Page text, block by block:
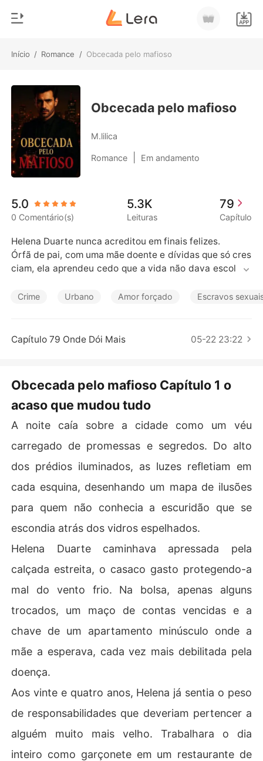
Início / Romance / Obcecada pelo mafioso
Loja
Histórico
Sair
Baixar App
Gênero
Moderno
Lobisomem
Contos
Bilionários
Contos Curtos
Obcecada pelo mafioso
M.lilica
Romance Em andamento
5.0
0 Comentário(s)
5.3K
Leituras
79
Capítulo
Helena Duarte nunca acreditou em finais felizes.
Órfã de pai, com uma mãe doente e dívidas que só cres
ciam, ela aprendeu cedo que a vida não dava escolhas
strada estreita e sem saída... até a noite em que cruzou
Lorenzo Vitale era conhecido como o chefe mais temid
Mas, ao invés de eliminar Helena quando ela presencia
cisão inesperada:
tornar aquela mulher sua.
Entre o medo e a atração, Helena se vê presa em um jog
o perigoso onde cada olhar, cada toque e cada silêncio
Ele a quer com uma obsessão que beira a loucura... e el
a luta entre fugir ou se render à escuridão magnética d
Será que Helena conseguirá escapar antes de se perde
r completamente?
Ou descobrirá que, às vezes, o coração é tão cruel qua
nto a própria máfia?
Crime Urbano Amor forçado Escravos
Capítulo 79 Onde Dói Mais 05-22 23:22
Obcecada pelo mafioso Capítulo 1 o
acaso que mudou tudo
A noite caía sobre a cidade como um véu
carregado de promessas e segredos. Do alto
dos prédios iluminados, as luzes refletiam em
cada esquina, desenhando um mapa de ilusões
para quem não conhecia a escuridão que se
escondia atrás dos vidros espelhados.
Helena Duarte caminhava apressada pela
calçada estreita, o casaco gasto protegendo-a
mal do vento frio. Na bolsa, apenas alguns
trocados, um maço de contas vencidas e a
chave de um apartamento minúsculo onde a
mãe a esperava, cada vez mais debilitada pela
doença.
Aos vinte e quatro anos, Helena já sentia o peso
de responsabilidades que deveriam pertencer a
alguém muito mais velho. Trabalhara o dia
inteiro como garçonete em um restaurante de